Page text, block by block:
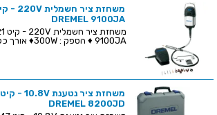
DREMEL 9100JA
9100JA ♦ הספק : 300W♦ אורך כלל...
DREMEL 8200JD